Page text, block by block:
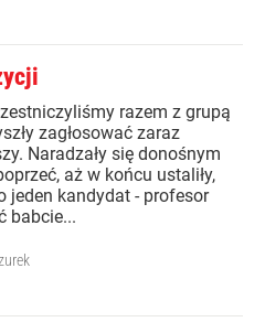
razem z grupą
zagłosować zaraz
Naradzały się donośnym
aż w końcu ustaliły,
jeden kandydat - profesor
babcie...